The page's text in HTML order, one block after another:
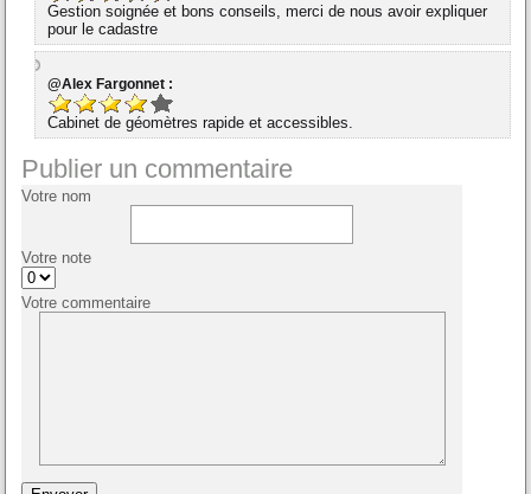
Gestion soignée et bons conseils, merci de nous avoir expliquer
pour le cadastre
@Alex Fargonnet :
Cabinet de géomètres rapide et accessibles.
Publier un commentaire
Votre nom
Votre note
Votre commentaire